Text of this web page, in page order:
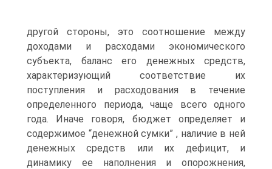
другой стороны, это соотношение между
доходами и расходами экономического
субъекта, баланс его денежных средств,
характеризующий соответствие их
поступления и расходования в течение
определенного периода, чаще всего одного
года. Иначе говоря, бюджет определяет и
содержимое “денежной сумки” , наличие в ней
денежных средств или их дефицит, и
динамику ее наполнения и опорожнения,